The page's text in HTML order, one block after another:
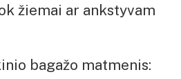
žiemai ar ankstyvam
bagažo matmenis: